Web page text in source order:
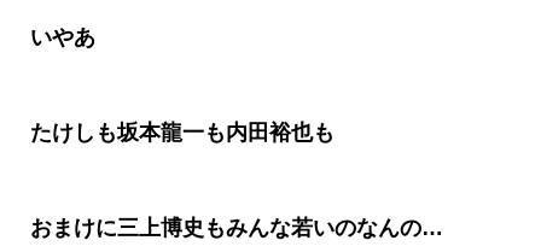
いやあ
たけしも坂本龍一も内田裕也も
おまけに三上博史もみんな若いのなんの…